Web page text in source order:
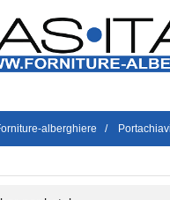
alberghiere